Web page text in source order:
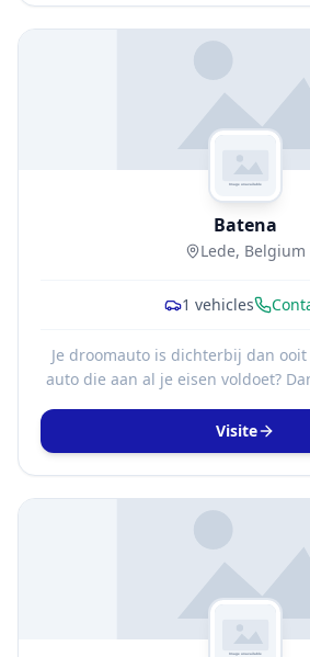
Batena
Lede, Belgium
1 vehicles
Je droomauto is dichterbij dan
auto die aan al je eisen voldoet?
bekende onderhoudshistorie,
inspectie en een grondige
koop worden aangeboden.
ons ruime aanbod van
Visite